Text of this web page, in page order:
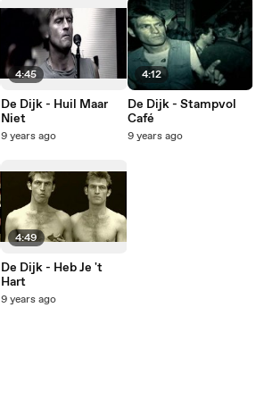
4:45
De Dijk - Huil Maar
Niet
9 years ago
4:49
De Dijk - Heb Je 't
Hart
9 years ago
4:12
De Dijk - Stampvol
Café
9 years ago